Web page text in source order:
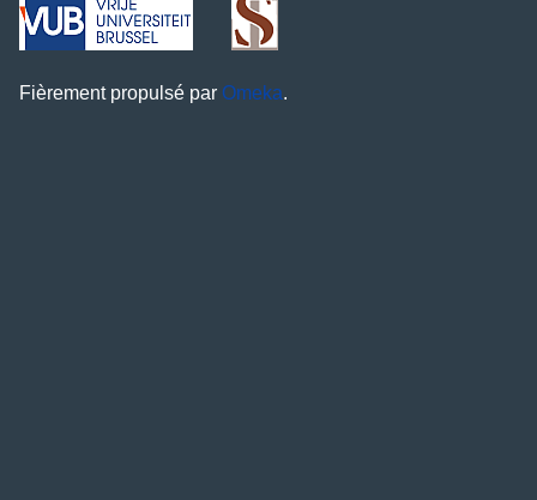
Fièrement propulsé par Omeka.